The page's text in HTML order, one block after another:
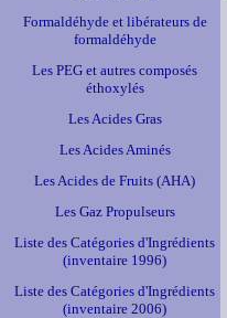
Formaldéhyde et libérateurs de
formaldéhyde
Les PEG et autres composés
éthoxylés
Les Acides Gras
Les Acides Aminés
Les Acides de Fruits (AHA)
Les Gaz Propulseurs
Liste des Catégories d'Ingrédients
(inventaire 1996)
Liste des Catégories d'Ingrédients
(inventaire 2006)